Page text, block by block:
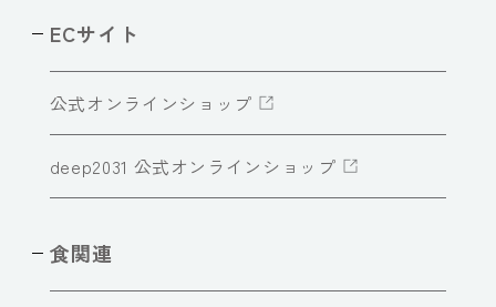
ECサイト
公式オンラインショップ
deep2031 公式オンラインショップ
食関連